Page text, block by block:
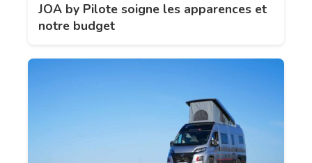
JOA by Pilote soigne les apparences et
notre budget